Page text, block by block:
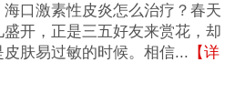
海口激素性皮炎怎么治疗？春天
盛开，正是三五好友来赏花，却
皮肤易过敏的时候。相信... 【详